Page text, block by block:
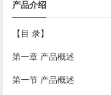
产品介绍
【目 录】
第一章 产品概述
第一节 产品概述